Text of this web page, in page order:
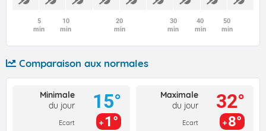
5
min
10
min
20
min
30
min
40
min
50
min
Comparaison aux normales
Minimale
du jour
Ecart
15°
1°
Maximale
du jour
Ecart
32°
8°